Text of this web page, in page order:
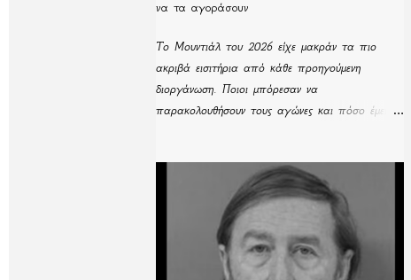
να τα αγοράσουν
Το Μουντιάλ του 2026 είχε μακράν τα πιο
ακριβά εισιτήρια από κάθε προηγούμενη
διοργάνωση. Ποιοι μπόρεσαν να
παρακολουθήσουν τους αγώνες και πόσο έμειναν